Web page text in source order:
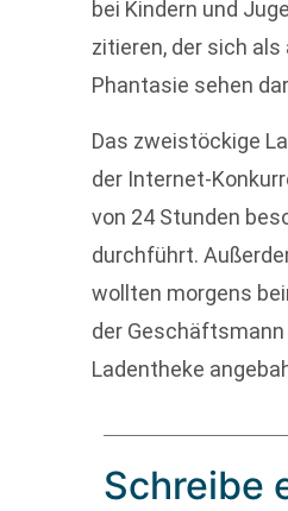
bei Kindern und
zitieren, der sich
Phantasie sehen
Das zweistöckige
der Internet-
von 24 Stunden
durchführt.
wollten morgens
der
Ladentheke
Schreibe